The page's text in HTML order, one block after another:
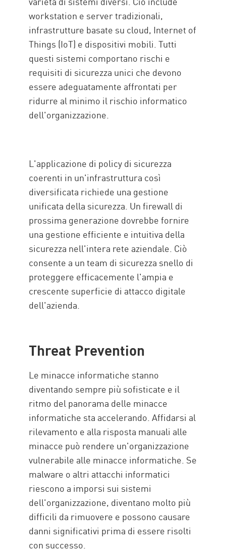
workstation e server tradizionali,
infrastrutture basate su cloud, Internet of
Things (IoT) e dispositivi mobili. Tutti
questi sistemi comportano rischi e
requisiti di sicurezza unici che devono
essere adeguatamente affrontati per
ridurre al minimo il rischio informatico
dell'organizzazione.
L'applicazione di policy di sicurezza
coerenti in un'infrastruttura così
diversificata richiede una gestione
unificata della sicurezza. Un firewall di
prossima generazione dovrebbe fornire
una gestione efficiente e intuitiva della
sicurezza nell'intera rete aziendale. Ciò
consente a un team di sicurezza snello di
proteggere efficacemente l'ampia e
crescente superficie di attacco digitale
dell'azienda.
Threat Prevention
Le minacce informatiche stanno
diventando sempre più sofisticate e il
ritmo del panorama delle minacce
informatiche sta accelerando. Affidarsi al
rilevamento e alla risposta manuali alle
minacce può rendere un'organizzazione
vulnerabile alle minacce informatiche. Se
malware o altri attacchi informatici
riescono a imporsi sui sistemi
dell'organizzazione, diventano molto più
difficili da rimuovere e possono causare
danni significativi prima di essere risolti
con successo.